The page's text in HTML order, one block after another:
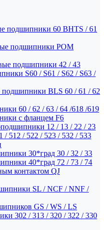
подшипники 60 BHTS / 61
подшипники POM
подшипники 42 / 43
S60 / S61 / S62 / S63 /
BLS 60 / 61 / 62
60 / 62 / 63 / 64 /618 /619
с фланцем F6
12 / 13 / 22 / 23
512 / 522 / 523 / 532 / 533
30*град 30 / 32 / 33
40*град 72 / 73 / 74
контактом QJ
SL / NCF / NNF /
GS / WS / LS
302 / 313 / 320 / 322 / 330